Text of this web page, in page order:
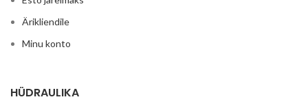
Ärikliendile
Minu konto
HÜDRAULIKA